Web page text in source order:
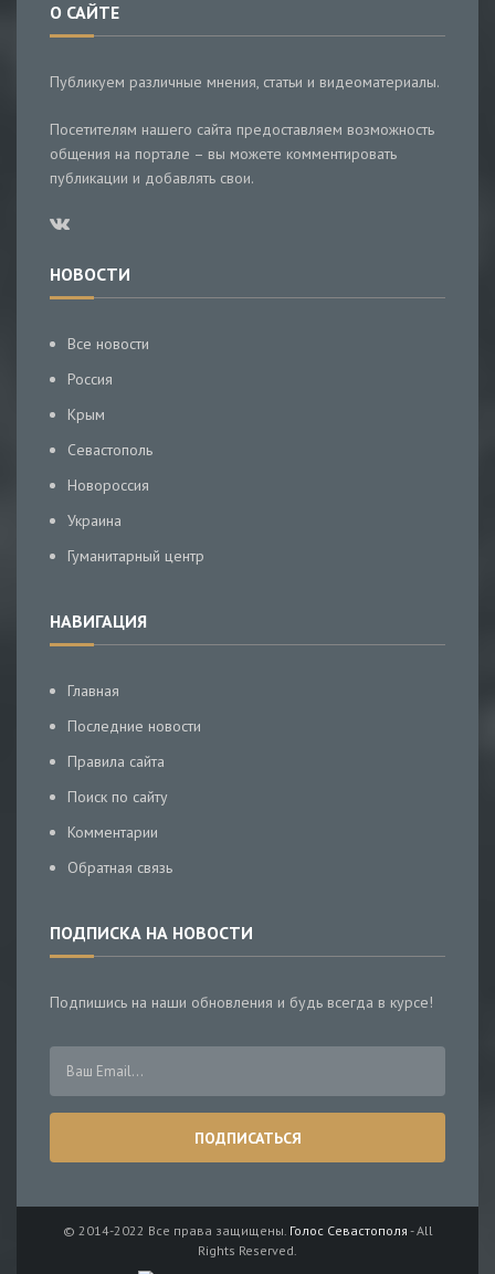
О САЙТЕ
Публикуем различные мнения, статьи и видеоматериалы.
Посетителям нашего сайта предоставляем возможность
общения на портале – вы можете комментировать
публикации и добавлять свои.
НОВОСТИ
Все новости
Россия
Крым
Севастополь
Новороссия
Украина
Гуманитарный центр
НАВИГАЦИЯ
Главная
Последние новости
Правила сайта
Поиск по сайту
Комментарии
Обратная связь
ПОДПИСКА НА НОВОСТИ
Подпишись на наши обновления и будь всегда в курсе!
© 2014-2022 Все права защищены. Голос Севастополя - All
Rights Reserved.